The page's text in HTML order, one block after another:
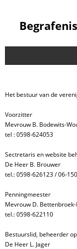
Bestuur
Contributie /
Opbaring
Bijverzekeren
Veel Gestelde Vragen
Waarom Lid Worden?
Extra
Het bestuur van de
Voorzitter
Mevrouw B. Bodewits-
tel : 0598-624053
Sectretaris en website
De Heer B. Brouwer
tel.: 0598-626123 / 06-
Penningmeester
Mevrouw D.
tel.: 0598-622110
Bestuurslid, beheerder
De Heer L. Jager